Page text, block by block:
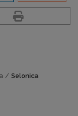
/ Selonica